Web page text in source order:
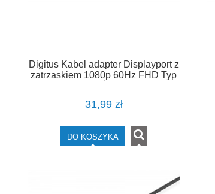
Digitus Kabel adapter Displayport z
zatrzaskiem 1080p 60Hz FHD Typ
31,99 zł
DO KOSZYKA